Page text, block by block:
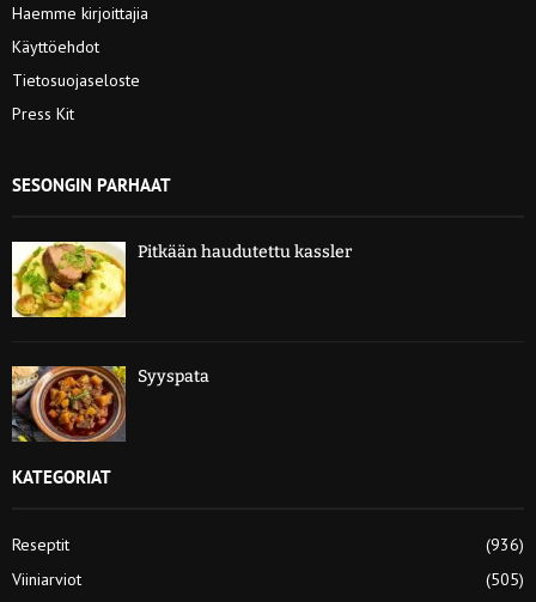
Haemme kirjoittajia
Käyttöehdot
Tietosuojaseloste
Press Kit
SESONGIN PARHAAT
Pitkään haudutettu kassler
Syyspata
KATEGORIAT
Reseptit
(936)
Viiniarviot
(505)